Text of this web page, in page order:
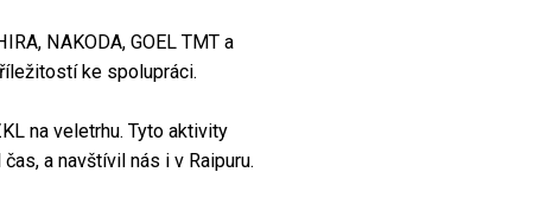
NAKODA, GOEL TMT a
ke spolupráci.
na veletrhu. Tyto aktivity
a navštívil nás i v Raipuru.